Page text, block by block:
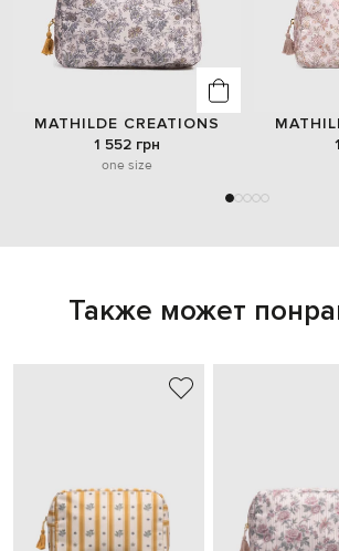
MATHILDE CREATIONS
1 552 грн
one size
Также может